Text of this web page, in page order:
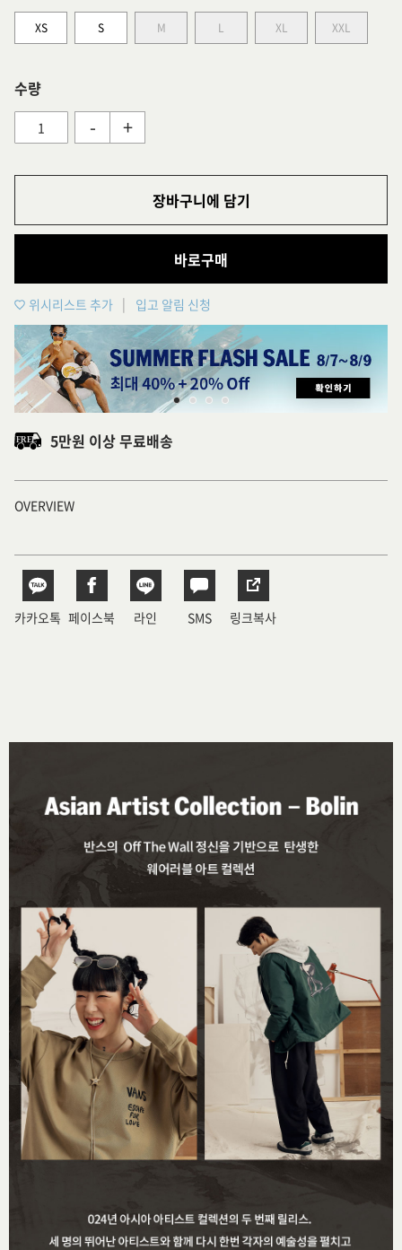
XS S M L XL XXL
수량
- +
장바구니에 담기
바로구매
위시리스트 추가 입고 알림 신청
5만원 이상 무료배송
OVERVIEW
카카오톡 페이스북 라인 SMS 링크복사